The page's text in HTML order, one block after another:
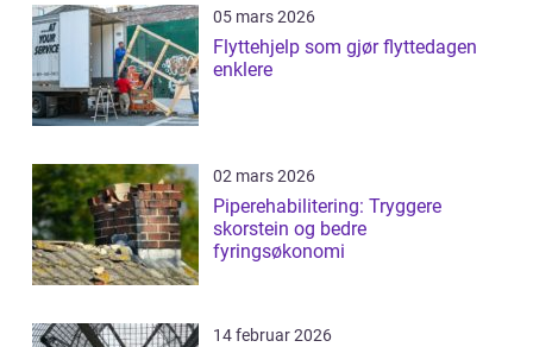
05 mars 2026
Flyttehjelp som gjør flyttedagen
enklere
02 mars 2026
Piperehabilitering: Tryggere
skorstein og bedre
fyringsøkonomi
14 februar 2026